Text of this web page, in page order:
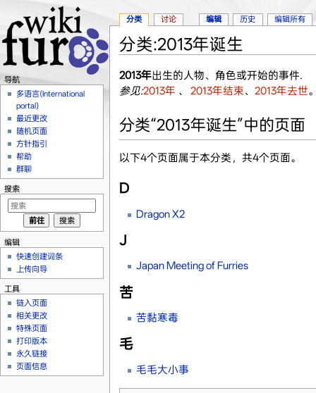
分类:2013年诞生
2013年出生的人物、角色或开始的事件.
参见:2013年 、 2013年结束、 2013年去世
分类“2013年诞生”中的页面
以下4个页面属于本分类，共4个页面。
D
Dragon X2
J
Japan Meeting of Furries
苦
苦黏寒毒
毛
毛毛大小事
分类 讨论 编辑 历史 编辑所有
导航
多语言(International
portal)
最近更改
随机页面
方针指引
帮助
群聊
搜索
编辑
快速创建词条
上传向导
工具
链入页面
相关更改
特殊页面
打印版本
永久链接
页面信息